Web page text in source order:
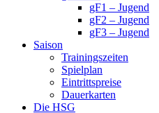
gF1 – Jugend
gF2 – Jugend
gF3 – Jugend
Saison
Trainingszeiten
Spielplan
Eintrittspreise
Dauerkarten
Die HSG